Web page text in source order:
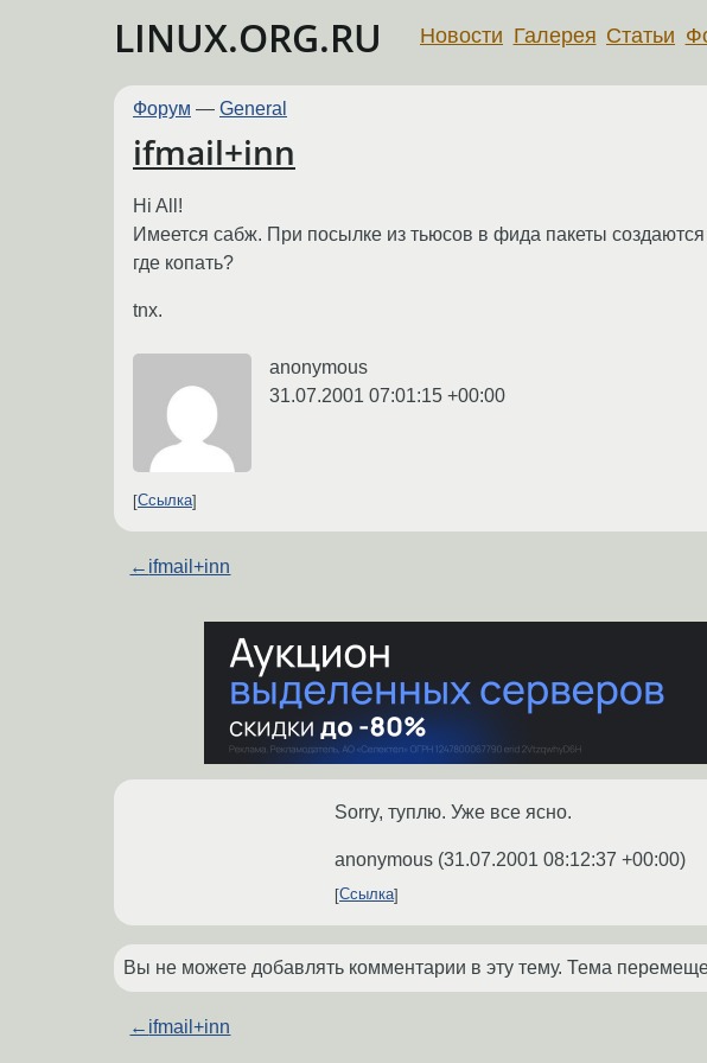
LINUX.ORG.RU Новости Галерея Статьи
Форум — General
ifmail+inn
Hi All!
Имеется сабж. При посылке из тьюсов в фида пакеты
где копать?
tnx.
anonymous
31.07.2001 07:01:15 +00:00
Ссылка
← ifmail+inn
Sorry, туплю. Уже все ясно.
anonymous (31.07.2001 08:12:37 +00:00)
Ссылка
Вы не можете добавлять комментарии в эту тему. Тема
← ifmail+inn